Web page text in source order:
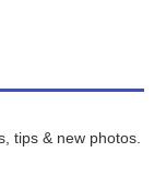
tips & new photos.